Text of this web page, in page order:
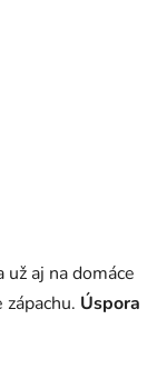
aj na domáce
Úspora